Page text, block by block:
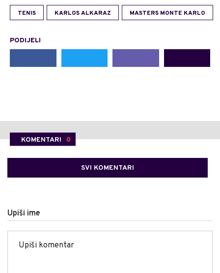
TENIS KARLOS ALKARAZ MASTERS MONTE KARLO
PODIJELI
KOMENTARI 0
SVI KOMENTARI
Upiši ime